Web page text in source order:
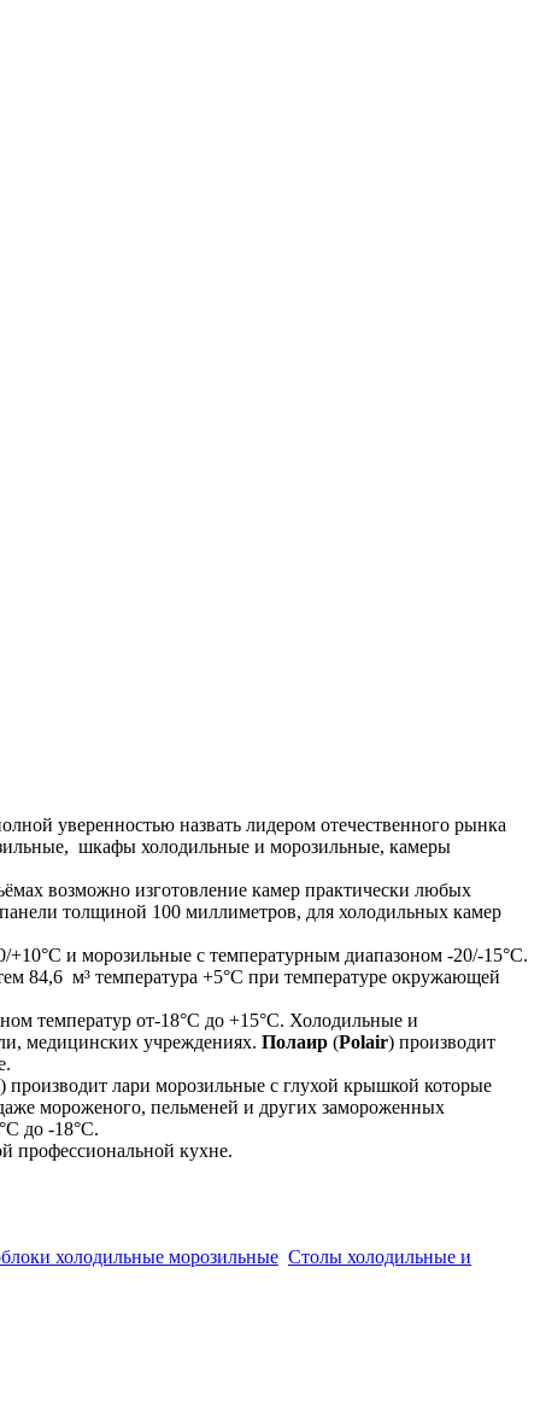
уверенностью назвать лидером отечественного рынка
шкафы холодильные и морозильные, камеры
возможно изготовление камер практически любых
толщиной 100 миллиметров, для холодильных камер
и морозильные с температурным диапазоном -20/-15°C.
84,6 м³ температура +5°C при температуре окружающей
температур от-18°C до +15°C. Холодильные и
медицинских учреждениях. Полаир (Polair) производит
) производит лари морозильные с глухой крышкой которые
мороженого, пельменей и других замороженных
до -18°С.
профессиональной кухне.
холодильные морозильные Столы холодильные и